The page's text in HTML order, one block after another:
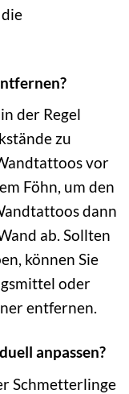
der Regel
zu
vor
Föhn, um den
dann
ab. Sollten
können Sie
oder
entfernen.
anpassen?
Schmetterlinge